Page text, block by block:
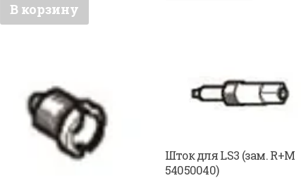
В корзину
Шток для LS3 (зам. R+M
54050040)